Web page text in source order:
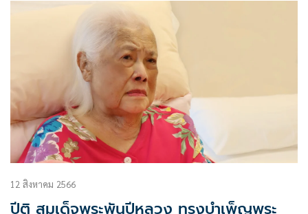
สระ ดีเวล็อปเมนท์ พันธมิตรจิตอาสา จัดคอนเสิร์ตการกุศล
แพทย์จุฬาฯ Charity Happy Melody Concert #6789 ทศวรรษ
แห่งดนตรี พร้อมขนทัพศิลปินระดับตำนาน
12 สิงหาคม 2566
ปีติ สมเด็จพระพันปีหลวง ทรงบำเพ็ญพระ